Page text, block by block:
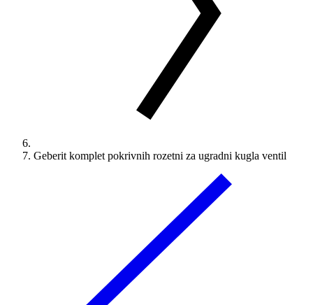
Geberit komplet pokrivnih rozetni za ugradni kugla ventil